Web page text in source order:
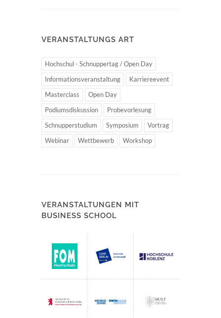
VERANSTALTUNGS ART
Hochschul - Schnuppertag / Open Day
Informationsveranstaltung
Karriereevent
Masterclass
Open Day
Podiumsdiskussion
Probevorlesung
Schnupperstudium
Symposium
Vortrag
Webinar
Wettbewerb Workshop
VERANSTALTUNGEN MIT
BUSINESS SCHOOL